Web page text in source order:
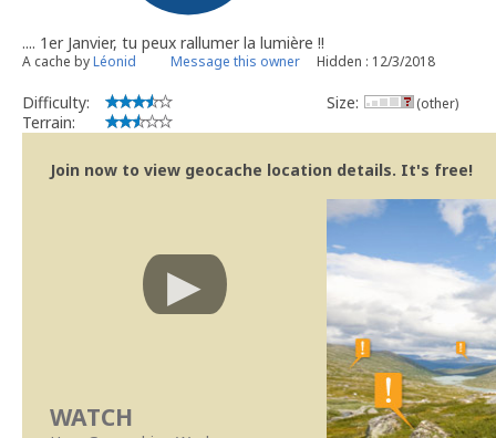
.... 1er Janvier, tu peux rallumer la lumière !!
A cache byLéonid Message this owner Hidden : 12/3/2018
Difficulty:
Terrain:
Size: (other)
Join now to view geocache location details. It's free!
WATCH